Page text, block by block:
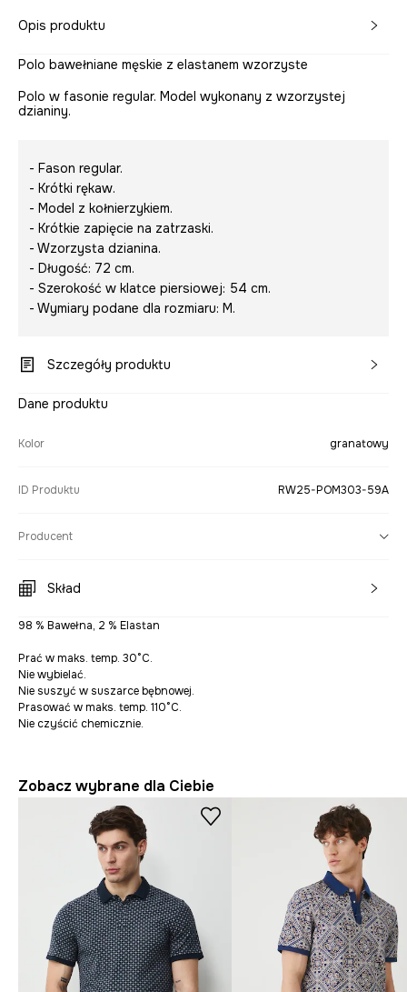
Opis produktu
Polo bawełniane męskie z elastanem wzorzyste
Polo w fasonie regular. Model wykonany z wzorzystej
dzianiny.
- Fason regular.
- Krótki rękaw.
- Model z kołnierzykiem.
- Krótkie zapięcie na zatrzaski.
- Wzorzysta dzianina.
- Długość: 72 cm.
- Szerokość w klatce piersiowej: 54 cm.
- Wymiary podane dla rozmiaru: M.
Szczegóły produktu
Dane produktu
Kolor granatowy
ID Produktu RW25-POM303-59A
Producent
Skład
98 % Bawełna, 2 % Elastan
Prać w maks. temp. 30°C.
Nie wybielać.
Nie suszyć w suszarce bębnowej.
Prasować w maks. temp. 110°C.
Nie czyścić chemicznie.
Zobacz wybrane dla Ciebie